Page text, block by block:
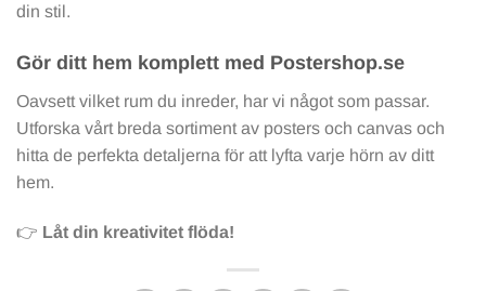
din stil.
Gör ditt hem komplett med Postershop.se
Oavsett vilket rum du inreder, har vi något som passar.
Utforska vårt breda sortiment av posters och canvas och
hitta de perfekta detaljerna för att lyfta varje hörn av ditt
hem.
👉 Låt din kreativitet flöda!